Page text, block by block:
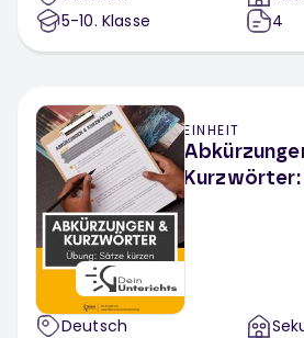
5-10. Klasse
4
EINHEIT
Kurzwörter:
Deutsch